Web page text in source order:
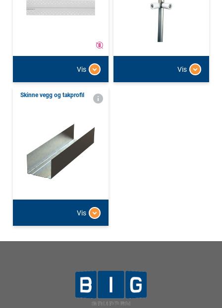
Vis Vis
Skinne vegg og takprofil
Vis